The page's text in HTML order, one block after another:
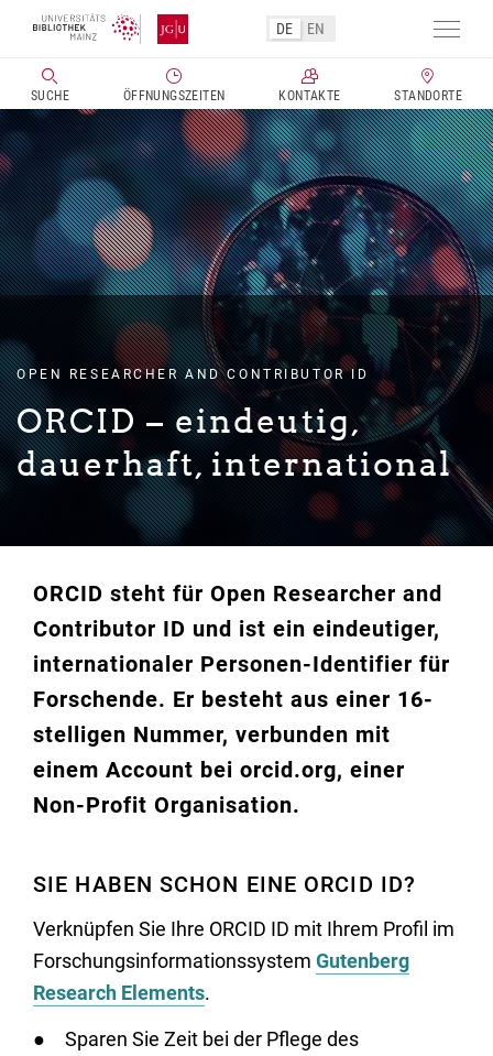
Direkt
Inhalt
SUCHE ÖFFNUNGSZEITEN KONTAKTE STANDORTE
DE EN
OPEN RESEARCHER AND CONTRIBUTOR ID
ORCID – eindeutig,
dauerhaft, international
ORCID steht für Open Researcher and
Contributor ID und ist ein eindeutiger,
internationaler Personen-Identifier für
Forschende. Er besteht aus einer 16-
stelligen Nummer, verbunden mit
einem Account bei orcid.org, einer
Non-Profit Organisation.
SIE HABEN SCHON EINE ORCID ID?
Verknüpfen Sie Ihre ORCID ID mit Ihrem Profil im
Forschungsinformationssystem Gutenberg
Research Elements.
Sparen Sie Zeit bei der Pflege des